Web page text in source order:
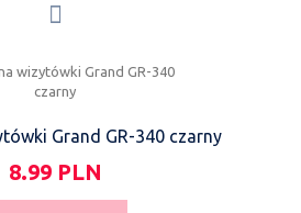
Grand GR-340 czarny
8.99 PLN